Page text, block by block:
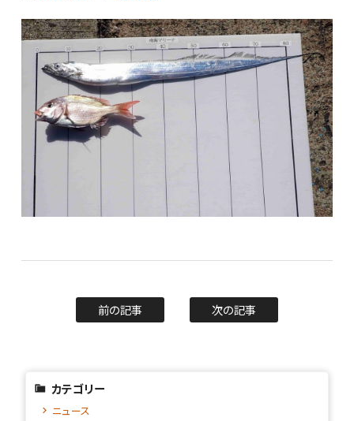
前の記事 次の記事
カテゴリー
ニュース